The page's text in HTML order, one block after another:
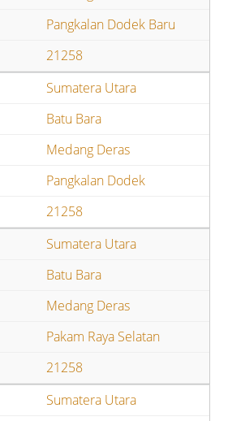
Pangkalan Dodek Baru
21258
Sumatera Utara
Batu Bara
Medang Deras
Pangkalan Dodek
21258
Sumatera Utara
Batu Bara
Medang Deras
Pakam Raya Selatan
21258
Sumatera Utara